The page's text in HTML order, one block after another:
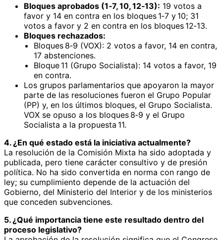
Bloques aprobados (1‑7, 10, 12‑13): 19 votos a
favor y 14 en contra en los bloques 1‑7 y 10; 31
votos a favor y 2 en contra en los bloques 12‑13.
Bloques rechazados:
Bloques 8‑9 (VOX): 2 votos a favor, 14 en contra,
17 abstenciones.
Bloque 11 (Grupo Socialista): 14 votos a favor, 19
en contra.
Los grupos parlamentarios que apoyaron la mayor
parte de las resoluciones fueron el Grupo Popular
(PP) y, en los últimos bloques, el Grupo Socialista.
VOX se opuso a los bloques 8‑9 y el Grupo
Socialista a la propuesta 11.
4. ¿En qué estado está la iniciativa actualmente?
La resolución de la Comisión Mixta ha sido adoptada y
publicada, pero tiene carácter consultivo y de presión
política. No ha sido convertida en norma con rango de
ley; su cumplimiento depende de la actuación del
Gobierno, del Ministerio del Interior y de los ministerios
que conceden subvenciones.
5. ¿Qué importancia tiene este resultado dentro del
proceso legislativo?